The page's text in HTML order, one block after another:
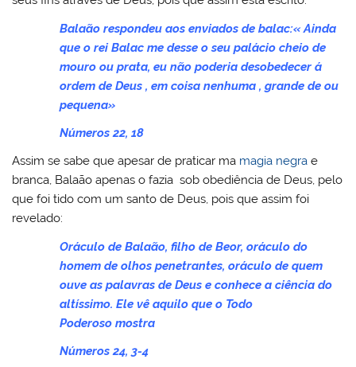
Balaão respondeu aos enviados de balac:« Ainda
que o rei Balac me desse o seu palácio cheio de
mouro ou prata, eu não poderia desobedecer á
ordem de Deus , em coisa nenhuma , grande de ou
pequena»
Números 22, 18
Assim se sabe que apesar de praticar ma magia negra e
branca, Balaão apenas o fazia sob obediência de Deus, pelo
que foi tido com um santo de Deus, pois que assim foi
revelado:
Oráculo de Balaão, filho de Beor, oráculo do
homem de olhos penetrantes, oráculo de quem
ouve as palavras de Deus e conhece a ciência do
altíssimo. Ele vê aquilo que o Todo
Poderoso mostra
Números 24, 3-4